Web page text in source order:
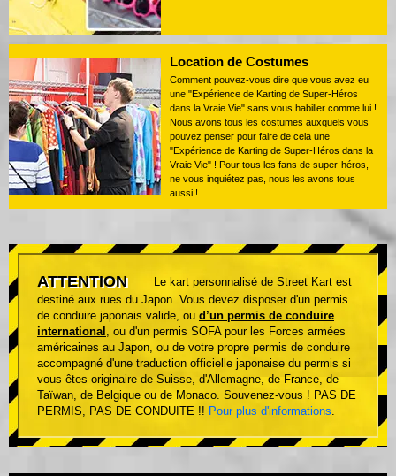
Location de Costumes
Comment pouvez-vous dire que vous avez eu
une "Expérience de Karting de Super-Héros
dans la Vraie Vie" sans vous habiller comme lui !
Nous avons tous les costumes auxquels vous
pouvez penser pour faire de cela une
"Expérience de Karting de Super-Héros dans la
Vraie Vie" ! Pour tous les fans de super-héros,
ne vous inquiétez pas, nous les avons tous
aussi !
ATTENTION
Le kart personnalisé de Street Kart est
destiné aux rues du Japon. Vous devez disposer d'un permis
de conduire japonais valide, ou d’un permis de conduire
international , ou d'un permis SOFA pour les Forces armées
américaines au Japon, ou de votre propre permis de conduire
accompagné d'une traduction officielle japonaise du permis si
vous êtes originaire de Suisse, d'Allemagne, de France, de
Taïwan, de Belgique ou de Monaco. Souvenez-vous ! PAS DE
PERMIS, PAS DE CONDUITE !! Pour plus d'informations.